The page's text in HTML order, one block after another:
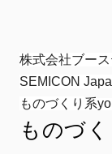
株式会社ブー
SEMICON
ものづくり 系
ものづ